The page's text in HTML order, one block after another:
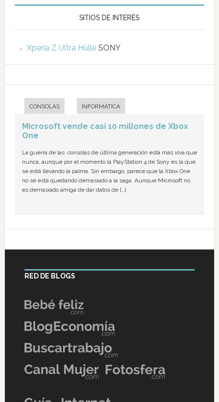
SITIOS DE INTERÉS
Xperia Z Ultra HülleSONY
CONSOLAS INFORMÁTICA
Microsoft vende casi 10 millones de Xbox
One
La guerra de las consolas de última generación está más viva que
nunca, aunque por el momento la PlayStation 4 de Sony es la que
se está llevando la palma. Sin embargo, parece que la Xbox One
no se está quedando demasiado a la saga. Aunque Microsoft no
es demasiado amiga de dar datos de […]
RED DE BLOGS